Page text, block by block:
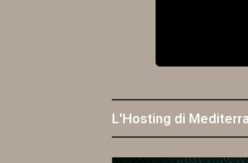
L'Hosting di